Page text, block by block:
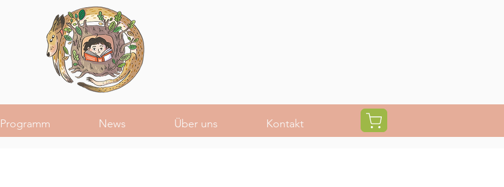
Programm News Über uns Kontakt